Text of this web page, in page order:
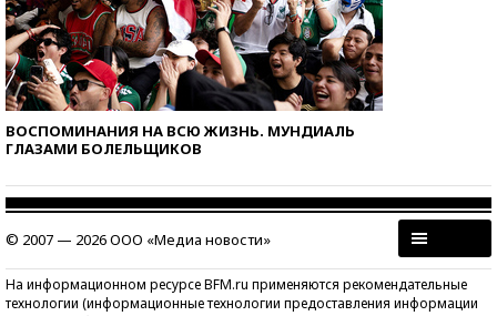
ВОСПОМИНАНИЯ НА ВСЮ ЖИЗНЬ. МУНДИАЛЬ
ГЛАЗАМИ БОЛЕЛЬЩИКОВ
© 2007 — 2026 ООО «Медиа новости»
На информационном ресурсе BFM.ru применяются рекомендательные
технологии (информационные технологии предоставления информации